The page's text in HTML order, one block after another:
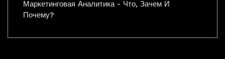
Маркетинговая Аналитика - Что, Зачем И
Почему?